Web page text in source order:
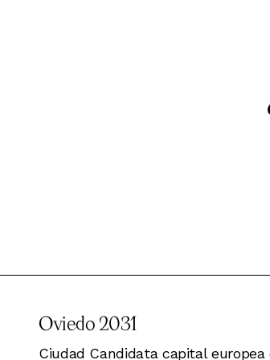
Oviedo 2031
Ciudad Candidata capital